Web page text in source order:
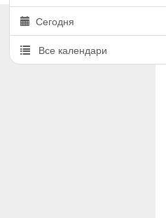
Сегодня
Все календари